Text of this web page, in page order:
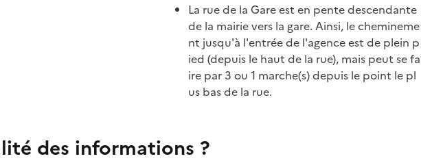
La rue de la Gare est en pente descendante
de la mairie vers la gare. Ainsi, le chemineme
nt jusqu'à l'entrée de l'agence est de plein p
ied (depuis le haut de la rue), mais peut se fa
ire par 3 ou 1 marche(s) depuis le point le pl
us bas de la rue.
des informations ?